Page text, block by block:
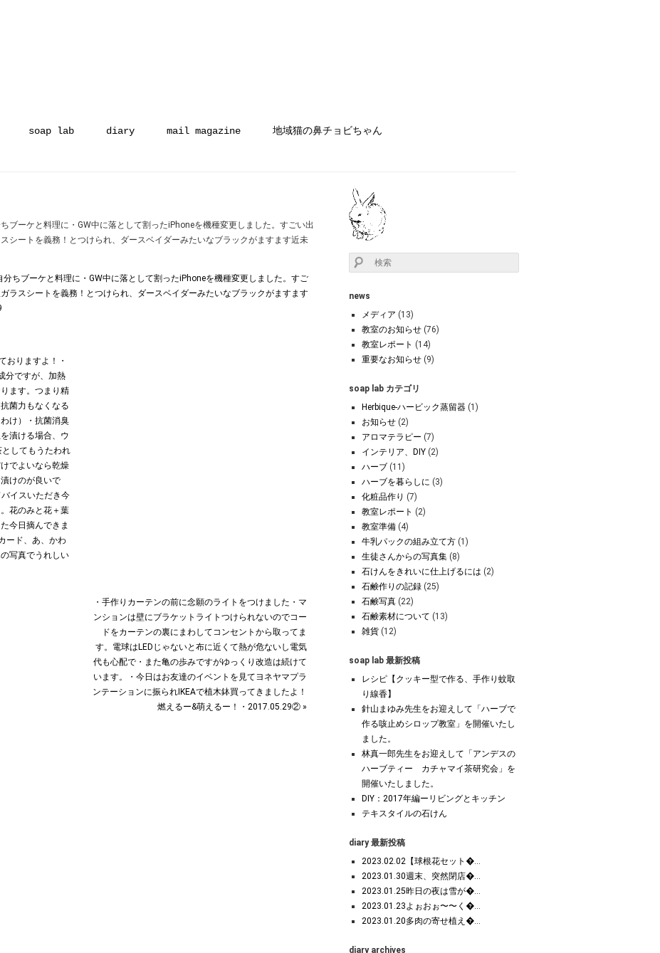
soap lab diary mail magazine 地域猫の鼻チョビちゃん
ブーケと料理に︎・GW中に落として割ったiPhoneを機種変更しました。すごい出
シートを義務！とつけられ、ダースベイダーみたいなブラックがますます近未
おりますよ！・
分ですが、加熱
ます。つまり精
菌力もなくなる
け）・抗菌消臭
漬ける場合、ウ
してもうたわれ
でよいなら乾燥
けのが良いで
イスいただき今
花のみと花＋葉
今日摘んできま
ード、あ、かわ
写真でうれしい
・手作りカーテンの前に念願のライトをつけました︎・マ
ンションは壁にブラケットライトつけられないのでコー
ドをカーテンの裏にまわしてコンセントから取ってま
す。電球はLEDじゃないと布に近くて熱が危ないし電気
代も心配で・また亀の歩みですがゆっくり改造は続けて
います。・今日はお友達のイベントを見てヨネヤマプラ
ンテーションに振られIKEAで植木鉢買ってきましたよ！
燃えるー&萌えるー！・2017.05.29② »
news
メディア (13)
教室のお知らせ (76)
教室レポート (14)
重要なお知らせ (9)
soap lab カテゴリ
Herbique-ハービック蒸留器 (1)
お知らせ (2)
アロマテラピー (7)
インテリア、DIY (2)
ハーブ (11)
ハーブを暮らしに (3)
化粧品作り (7)
教室レポート (2)
教室準備 (4)
牛乳パックの組み立て方 (1)
生徒さんからの写真集 (8)
石けんをきれいに仕上げるには (2)
石鹸作りの記録 (25)
石鹸写真 (22)
石鹸素材について (13)
雑貨 (12)
soap lab 最新投稿
レシピ【クッキー型で作る、手作り蚊取
り線香】
針山まゆみ先生をお迎えして「ハーブで
作る咳止めシロップ教室」を開催いたし
ました。
林真一郎先生をお迎えして「アンデスの
ハーブティー カチャマイ茶研究会」を
開催いたしました。
DIY：2017年編ーリビングとキッチン
テキスタイルの石けん
diary 最新投稿
2023.02.02【球根花セット�...
2023.01.30週末、突然閉店�...
2023.01.25昨日の夜は雪が�...
2023.01.23よぉおぉ〜〜く�...
2023.01.20多肉の寄せ植え�...
diary archives